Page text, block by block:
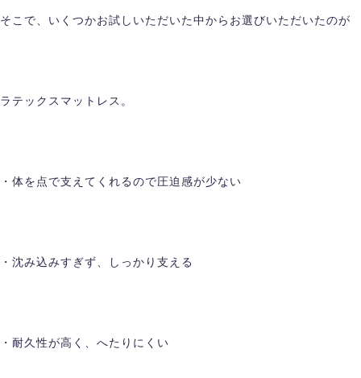
そこで、いくつかお試しいただいた中からお選びいただいたのが
ラテックスマットレス。
・体を点で支えてくれるので圧迫感が少ない
・沈み込みすぎず、しっかり支える
・耐久性が高く、へたりにくい